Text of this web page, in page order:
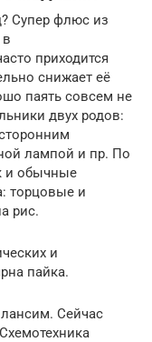
Супер флюс из
приходится
снижает её
паять совсем не
двух родов:
лампой и пр. По
и обычные
торцовые и
рис.
и
пайка.
Сейчас